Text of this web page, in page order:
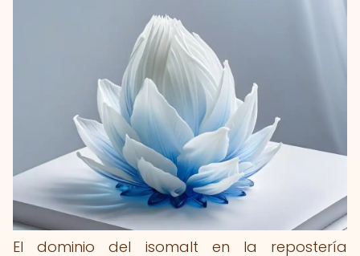
El dominio del isomalt en la repostería